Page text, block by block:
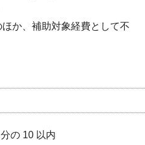
か、補助対象経費として不
の 10 以内